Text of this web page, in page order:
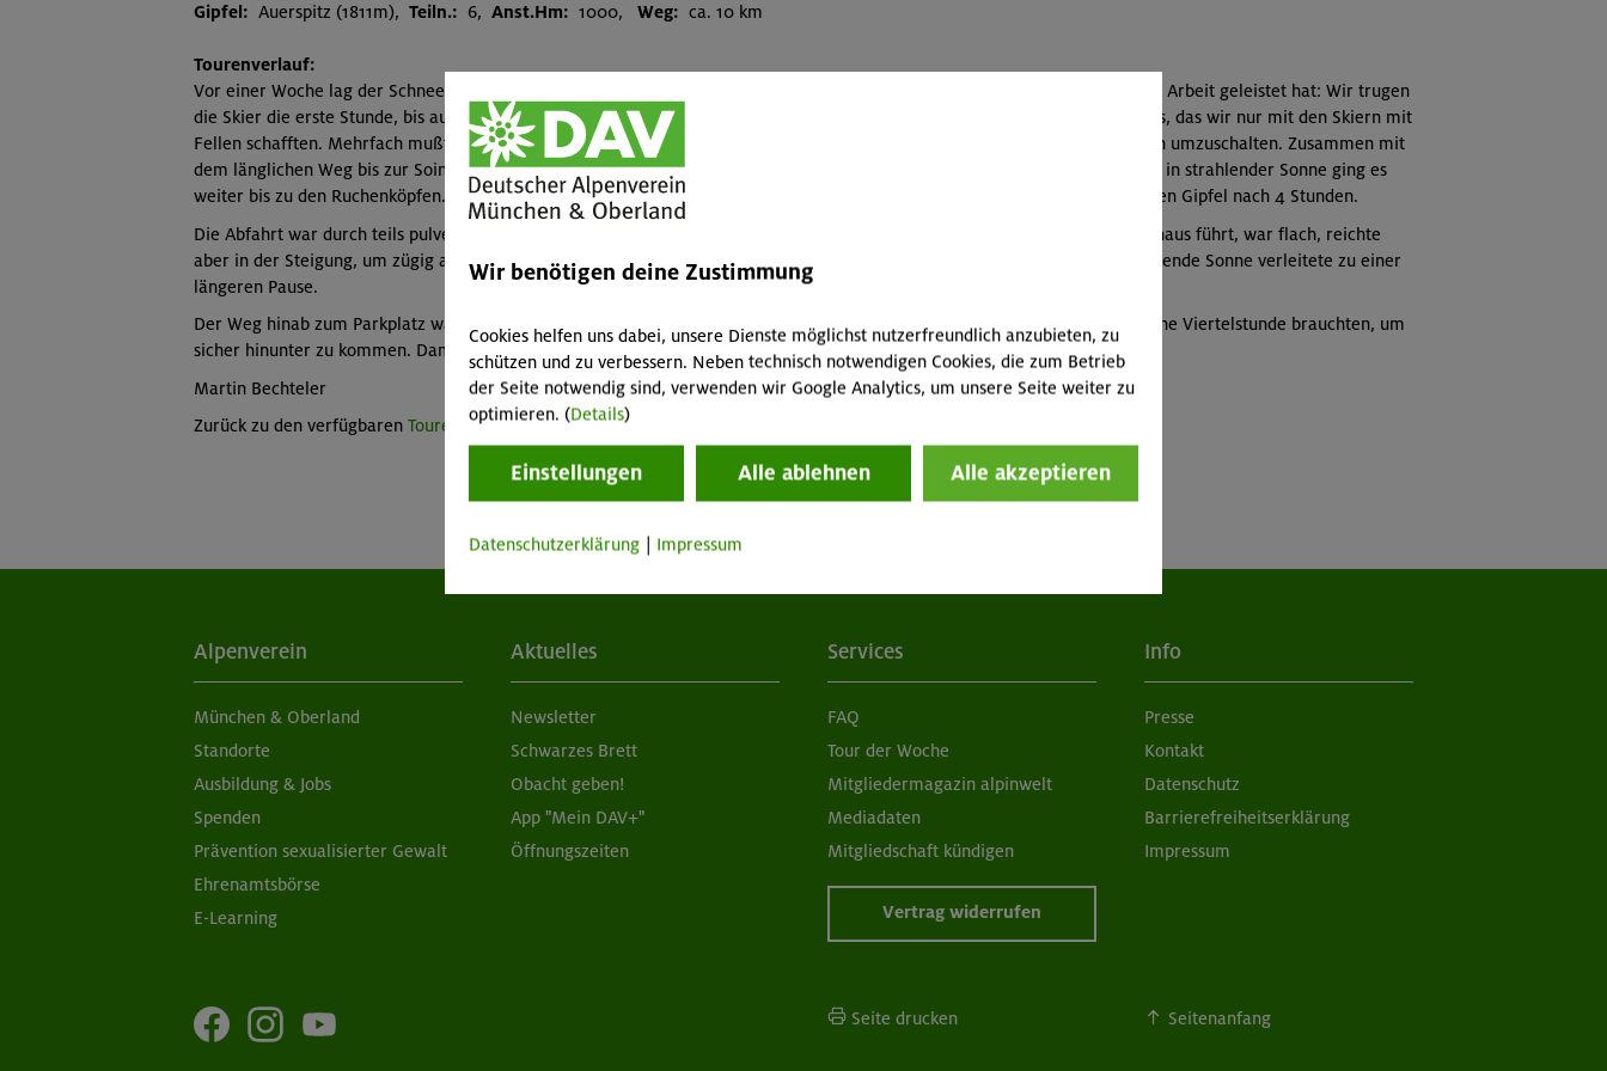
Gipfel: Auerspitz (1811m), Teiln.: 6, Anst.Hm: 1000, Weg: ca. 10 km
Tourenverlauf:
Vor einer Woche lag der Schnee bis ins Tal. Nun mußten wir beim Aufstieg zum Sillberghaus feststellen, daß der Föhn ganze Arbeit geleistet hat: Wir trugen
die Skier die erste Stunde, bis auf dem Weg der erste Schnee auftauchte. Allerdings war auf dem ersten Teil im Wald Harteis, das wir nur mit den Skiern mit
Fellen schafften. Mehrfach mußten wir die Skiern deswegen anschnallen, um beim nächsten aperen Stück wieder auf Tragen umzuschalten. Zusammen mit
dem länglichen Weg bis zur Soinalm auf ca. 1400 m Höhe wurden wir anständig beansprucht. Nach einer Pause bei der Alm in strahlender Sonne ging es
weiter bis zu den Ruchenköpfen. Einige Teilnehmer ließen es gut sein und fuhren wieder ab. Die restlichen drei erreichten den Gipfel nach 4 Stunden.
Die Abfahrt war durch teils pulverigen, teils vereisten Schnee gekennzeichnet. Der Weg, der nach den Hängen zum Sillberghaus führt, war flach, reichte
aber in der Steigung, um zügig abfahren zu können. Dort angekommen war eine Brotzeitpause fällig. Die immer noch strahlende Sonne verleitete zu einer
längeren Pause.
Der Weg hinab zum Parkplatz war inzwischen meist aper - bis auf die letzten 20 Meter. Die waren so vereist, daß wir fast eine Viertelstunde brauchten, um
sicher hinunter zu kommen. Damit war eine „Frühjahrstour" mit einiger Anstrengung gut zu Ende geführt worden.
Martin Bechteler
Zurück zu den verfügbaren Tourenberichten und Bildern
Alpenverein
München & Oberland
Standorte
Ausbildung & Jobs
Spenden
Prävention sexualisierter Gewalt
Ehrenamtsbörse
E-Learning
Aktuelles
Newsletter
Schwarzes Brett
Obacht geben!
App "Mein DAV+"
Öffnungszeiten
Services
FAQ
Tour der Woche
Mitgliedermagazin alpinwelt
Mediadaten
Mitgliedschaft kündigen
Vertrag widerrufen
Info
Presse
Kontakt
Datenschutz
Barrierefreiheitserklärung
Impressum
Seite drucken Seitenanfang
Wir benötigen deine Zustimmung
Cookies helfen uns dabei, unsere Dienste möglichst nutzerfreundlich anzubieten, zu
schützen und zu verbessern. Neben technisch notwendigen Cookies, die zum Betrieb
der Seite notwendig sind, verwenden wir Google Analytics, um unsere Seite weiter zu
optimieren. (Details)
Einstellungen Alle ablehnen Alle akzeptieren
Datenschutzerklärung | Impressum